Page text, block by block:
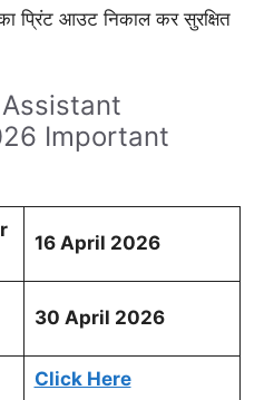
प्रिंट आउट निकाल कर सुरक्षित
Important
16 April 2026
30 April 2026
Click Here